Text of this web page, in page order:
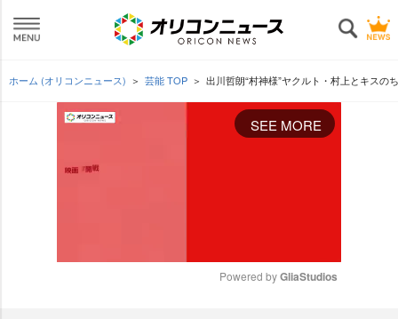
ホーム (オリコンニュース) 芸能 TOP 出川哲朗“村神様”ヤクルト・村上とキスの
SEE MORE
Powered by GliaStudios